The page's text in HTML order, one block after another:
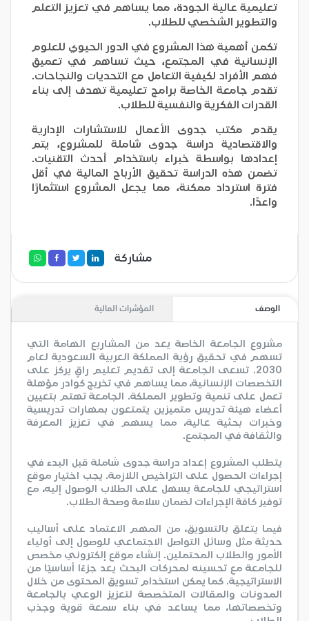
تعليمية عالية الجودة، مما يساهم في تعزيز التعلم
والتطوير الشخصي للطلاب.
تكمن أهمية هذا المشروع في الدور الحيوي للعلوم
الإنسانية في المجتمع، حيث تساهم في تعميق
فهم الأفراد لكيفية التعامل مع التحديات والنجاحات.
تقدم جامعة الخاصة برامج تعليمية تهدف إلى بناء
القدرات الفكرية والنفسية للطلاب.
يقدم مكتب جدوى الأعمال للاستشارات الإدارية
والاقتصادية دراسة جدوى شاملة للمشروع، يتم
إعدادها بواسطة خبراء باستخدام أحدث التقنيات.
تضمن هذه الدراسة تحقيق الأرباح المالية في أقل
فترة استرداد ممكنة، مما يجعل المشروع استثمارًا
واعدًا.
مشاركة
الوصف المؤشرات المالية
مشروع الجامعة الخاصة يعد من المشاريع الهامة التي
تسهم في تحقيق رؤية المملكة العربية السعودية لعام
2030. تسعى الجامعة إلى تقديم تعليم راقٍ يركز على
التخصصات الإنسانية، مما يساهم في تخريج كوادر مؤهلة
تعمل على تنمية وتطوير المملكة. الجامعة تهتم بتعيين
أعضاء هيئة تدريس متميزين يتمتعون بمهارات تدريسية
وخبرات بحثية عالية، مما يسهم في تعزيز المعرفة
والثقافة في المجتمع.
يتطلب المشروع إعداد دراسة جدوى شاملة قبل البدء في
إجراءات الحصول على التراخيص اللازمة. يجب اختيار موقع
استراتيجي للجامعة يسهل على الطلاب الوصول إليه، مع
توفير كافة الإجراءات لضمان سلامة وصحة الطلاب.
فيما يتعلق بالتسويق، من المهم الاعتماد على أساليب
حديثة مثل وسائل التواصل الاجتماعي للوصول إلى أولياء
الأمور والطلاب المحتملين. إنشاء موقع إلكتروني مخصص
للجامعة مع تحسينه لمحركات البحث يعد جزءًا أساسيًا من
الاستراتيجية. كما يمكن استخدام تسويق المحتوى من خلال
المدونات والمقالات المتخصصة لتعزيز الوعي بالجامعة
وتخصصاتها، مما يساعد في بناء سمعة قوية وجذب